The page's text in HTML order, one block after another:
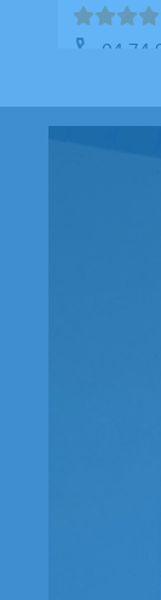
04 74